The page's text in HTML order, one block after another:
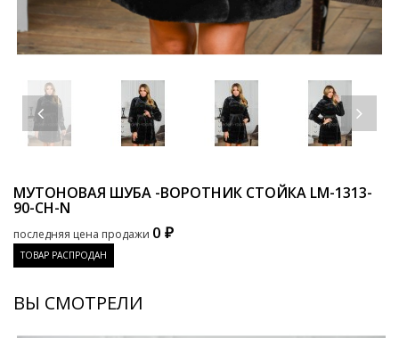
МУТОНОВАЯ ШУБА -ВОРОТНИК СТОЙКА LM-1313-
90-CH-N
последняя цена продажи 0 ₽
ТОВАР РАСПРОДАН
ВЫ СМОТРЕЛИ